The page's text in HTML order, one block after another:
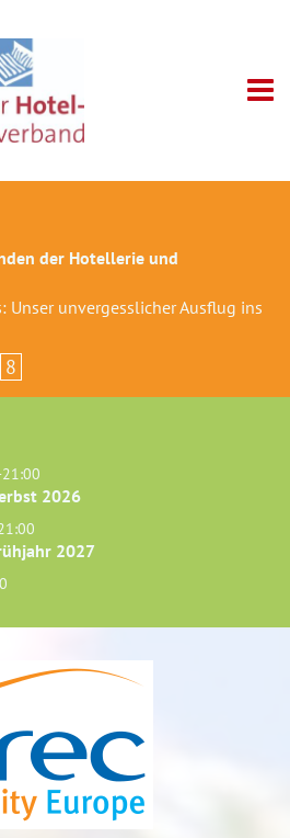
der Hotellerie und
Unser unvergesslicher Ausflug ins
8
2026
2027